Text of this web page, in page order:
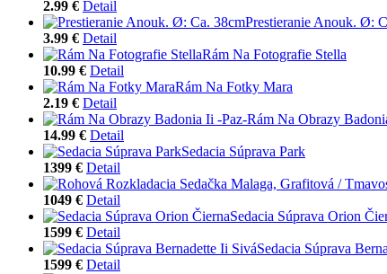
2.99 € Detail
Prestieranie Anouk. Ø:
3.99 € Detail
Rám Na Fotografie Stella
10.99 € Detail
Rám Na Fotky Mara
2.19 € Detail
Rám Na Obrazy
14.99 € Detail
Sedacia Súprava Park
1399 € Detail
1049 € Detail
Sedacia Súprava Orion
1599 € Detail
Sedacia Súprava
1599 € Detail